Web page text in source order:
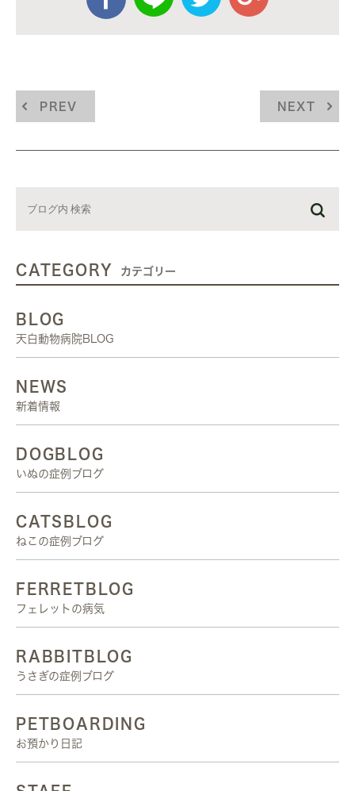
PREV NEXT
CATEGORY カテゴリー
BLOG
天白動物病院BLOG
NEWS
新着情報
DOGBLOG
いぬの症例ブログ
CATSBLOG
ねこの症例ブログ
FERRETBLOG
フェレットの病気
RABBITBLOG
うさぎの症例ブログ
PETBOARDING
お預かり日記